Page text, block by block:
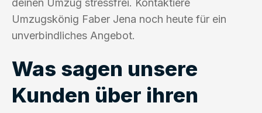
deinen Umzug stressfrei. Kontaktiere
Umzugskönig Faber Jena noch heute für ein
unverbindliches Angebot.
Was sagen unsere
Kunden über ihren